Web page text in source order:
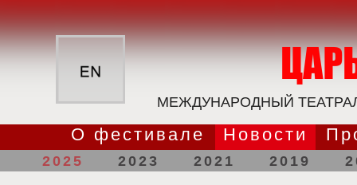
МЕЖДУНАРОДНЫЙ
О фестивале Новости
2025 2023 2021 2019